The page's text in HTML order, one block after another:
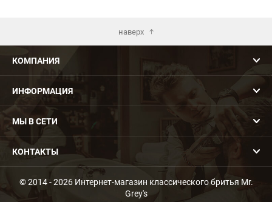
наверх
КОМПАНИЯ
ИНФОРМАЦИЯ
МЫ В СЕТИ
КОНТАКТЫ
© 2014 - 2026 Интернет-магазин классического бритья Mr.
Grey's